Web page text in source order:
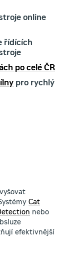
online
řídících
po celé ČR
pro rychlý
Cat
nebo
efektivnější